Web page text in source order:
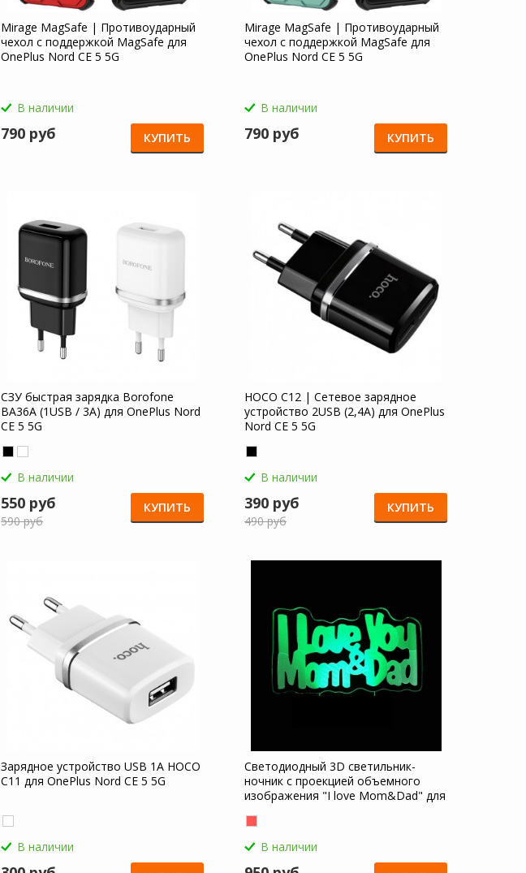
Mirage MagSafe | Противоударный
чехол с поддержкой MagSafe для
OnePlus Nord CE 5 5G
В наличии
790 руб КУПИТЬ
Mirage MagSafe | Противоударный
чехол с поддержкой MagSafe для
OnePlus Nord CE 5 5G
В наличии
790 руб КУПИТЬ
СЗУ быстрая зарядка Borofone
BA36A (1USB / 3A) для OnePlus Nord
CE 5 5G
В наличии
550 руб
590 руб
КУПИТЬ
HOCO C12 | Сетевое зарядное
устройство 2USB (2,4А) для OnePlus
Nord CE 5 5G
В наличии
390 руб
490 руб
КУПИТЬ
Зарядное устройство USB 1A HOCO
C11 для OnePlus Nord CE 5 5G
В наличии
Светодиодный 3D светильник-
ночник с проекцией объемного
изображения "I love Mom&Dad" для
В наличии